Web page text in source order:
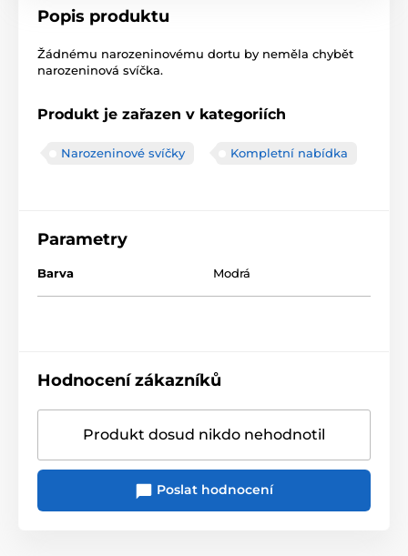
Popis produktu
Žádnému narozeninovému dortu by neměla chybět
narozeninová svíčka.
Produkt je zařazen v kategoriích
Narozeninové svíčky Kompletní nabídka
Parametry
Barva Modrá
Hodnocení zákazníků
Produkt dosud nikdo nehodnotil
Poslat hodnocení